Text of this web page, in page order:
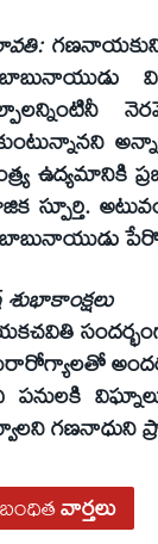
గణనాయకుని
స్పూర్తి.
గణనాధుని
వార్తలు